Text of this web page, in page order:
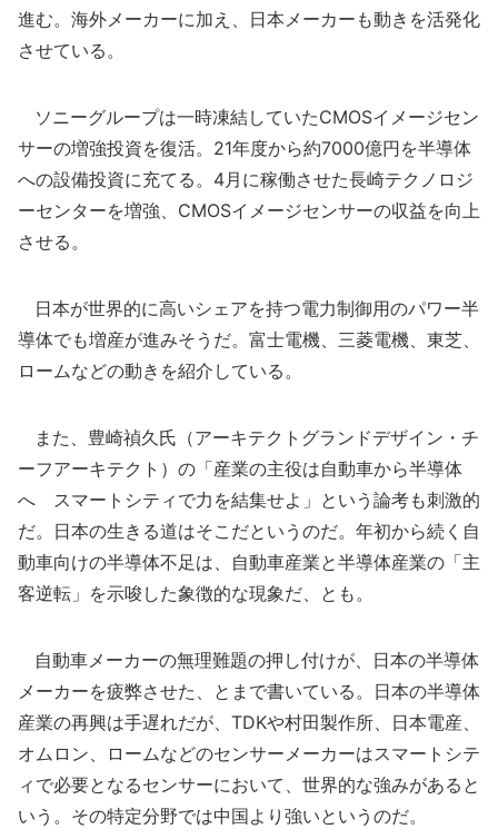
進む。海外メーカーに加え、日本メーカーも動きを活発化
させている。
ソニーグループは一時凍結していたCMOSイメージセン
サーの増強投資を復活。21年度から約7000億円を半導体
への設備投資に充てる。4月に稼働させた長崎テクノロジ
ーセンターを増強、CMOSイメージセンサーの収益を向上
させる。
日本が世界的に高いシェアを持つ電力制御用のパワー半
導体でも増産が進みそうだ。富士電機、三菱電機、東芝、
ロームなどの動きを紹介している。
また、豊崎禎久氏（アーキテクトグランドデザイン・チ
ーフアーキテクト）の「産業の主役は自動車から半導体
へ スマートシティで力を結集せよ」という論考も刺激的
だ。日本の生きる道はそこだというのだ。年初から続く自
動車向けの半導体不足は、自動車産業と半導体産業の「主
客逆転」を示唆した象徴的な現象だ、とも。
自動車メーカーの無理難題の押し付けが、日本の半導体
メーカーを疲弊させた、とまで書いている。日本の半導体
産業の再興は手遅れだが、TDKや村田製作所、日本電産、
オムロン、ロームなどのセンサーメーカーはスマートシテ
ィで必要となるセンサーにおいて、世界的な強みがあると
いう。その特定分野では中国より強いというのだ。